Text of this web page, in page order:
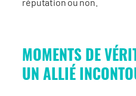
MOMENTS DE
UN ALLIÉ